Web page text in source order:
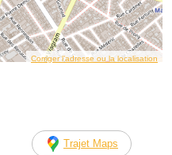
Corriger l’adresse ou la localisation
Trajet Maps